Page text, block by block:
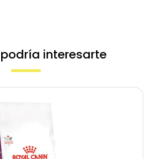
interesarte